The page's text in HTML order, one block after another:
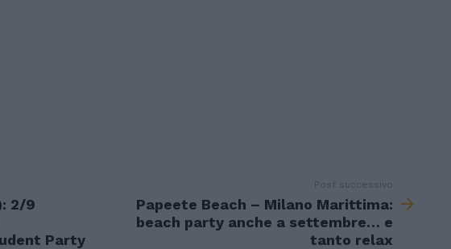
2/9
Party
Post successivo
Papeete Beach – Milano Marittima:
beach party anche a settembre… e
tanto relax